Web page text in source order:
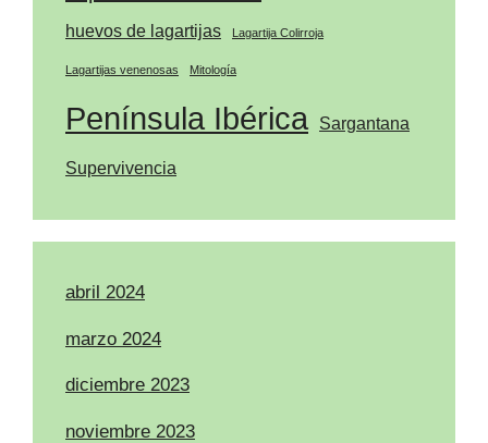
huevos de lagartijas Lagartija Colirroja
Lagartijas venenosas Mitología
Península Ibérica Sargantana
Supervivencia
abril 2024
marzo 2024
diciembre 2023
noviembre 2023